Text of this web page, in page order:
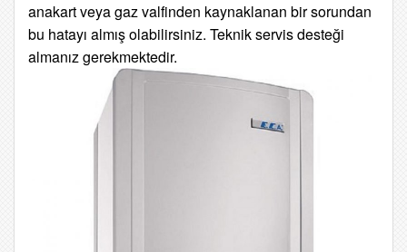
anakart veya gaz valfinden kaynaklanan bir sorundan
bu hatayı almış olabilirsiniz. Teknik servis desteği
almanız gerekmektedir.